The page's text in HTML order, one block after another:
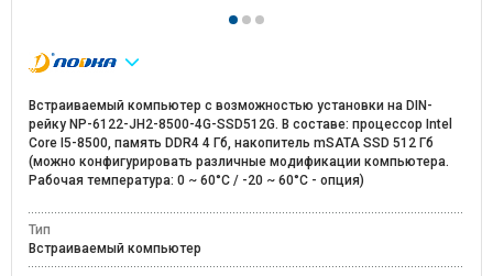
Встраиваемый компьютер с возможностью установки на DIN-
рейку NP-6122-JH2-8500-4G-SSD512G. В составе: процессор Intel
Core I5-8500, память DDR4 4 Гб, накопитель mSATA SSD 512 Гб
(можно конфигурировать различные модификации компьютера.
Рабочая температура: 0 ~ 60°C / -20 ~ 60°C - опция)
Тип
Встраиваемый компьютер